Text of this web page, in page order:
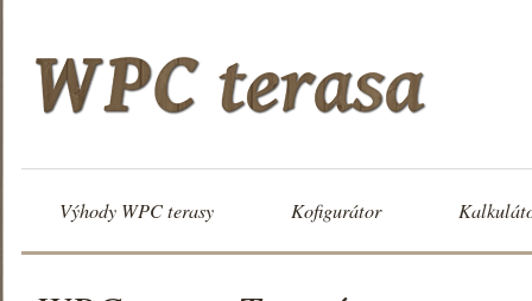
Výhody WPC terasy Kofigurátor